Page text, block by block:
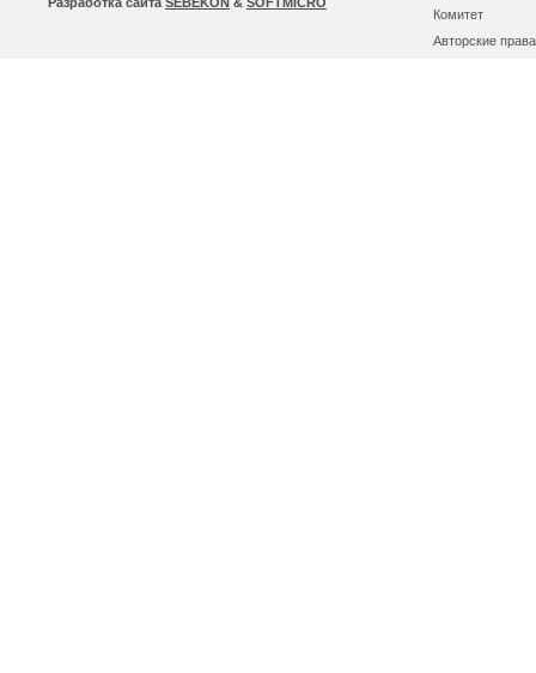
Комитет
Авторские права